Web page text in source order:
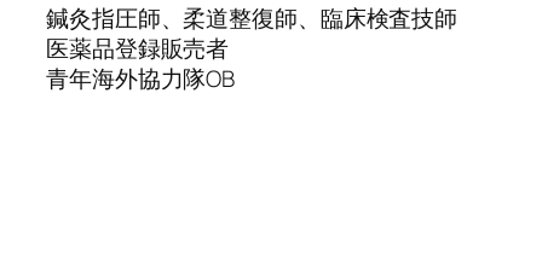
鍼灸指圧師、柔道整復師、臨床検査技師
医薬品登録販売者
青年海外協力隊OB